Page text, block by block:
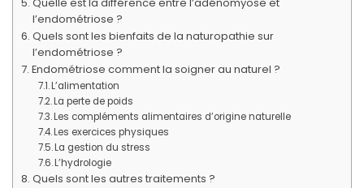
l’endométriose ?
Quels sont les bienfaits de la naturopathie sur
l’endométriose ?
Endométriose comment la soigner au naturel ?
L’alimentation
La perte de poids
Les compléments alimentaires d’origine naturelle
Les exercices physiques
La gestion du stress
L’hydrologie
Quels sont les autres traitements ?